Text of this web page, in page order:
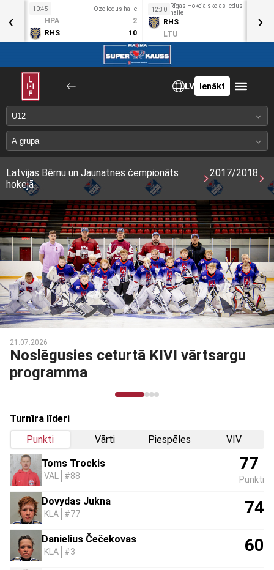
Mai
10:45 Ozo ledus halle
HPA
2
RHS
10
12:30
Rīgas Hokeja skolas ledus
halle
RHS
LTU
‹ ›
LV Ienākt
Latvijas Bērnu un Jaunatnes čempionāts
hokejā
2017/2018
21.07.2026
Noslēgusies ceturtā KIVI vārtsargu
programma
Turnīra līderi
Punkti
Vārti Piespēles VIV
Toms Trockis
VAL #88
77
Punkti
Dovydas Jukna
KLA #77 74
Danielius Čečekovas
KLA #3 60